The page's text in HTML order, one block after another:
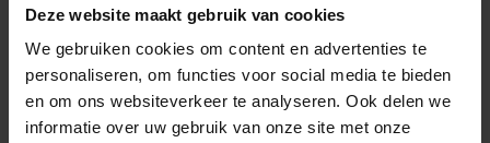
Deze website maakt gebruik van cookies
We gebruiken cookies om content en advertenties te
personaliseren, om functies voor social media te bieden
en om ons websiteverkeer te analyseren. Ook delen we
informatie over uw gebruik van onze site met onze
Recente reacties